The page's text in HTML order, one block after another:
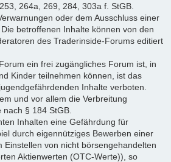
264a, 269, 284, 303a f. StGB.
oder dem Ausschluss einer
betroffenen Inhalte können von den
des Traderinside-Forums editiert
ein frei zugängliches Forum ist, in
Kinder teilnehmen können, ist das
Inhalte verboten.
und vor allem die Verbreitung
§ 184 StGB.
Inhalten eine Gefährdung für
durch eigennütziges Bewerben einer
Einstellen von nicht börsengehandelten
Aktienwerten (OTC-Werte)), so